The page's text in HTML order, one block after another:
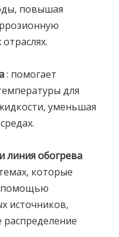
повышая
: помогает
для
уменьшая
линия обогрева
которые
помощью
источников,